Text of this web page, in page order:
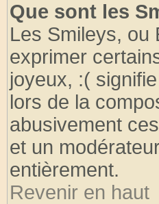
Que sont les
Les Smileys, ou
exprimer
joyeux, :(
lors de la
abusivement
et un
entièrement.
Revenir en haut